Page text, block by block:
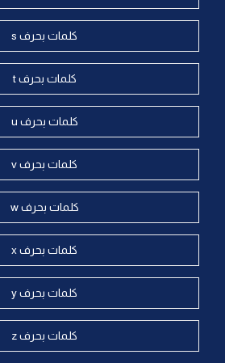
كلمات بحرف s
كلمات بحرف t
كلمات بحرف u
كلمات بحرف v
كلمات بحرف w
كلمات بحرف x
كلمات بحرف y
كلمات بحرف z